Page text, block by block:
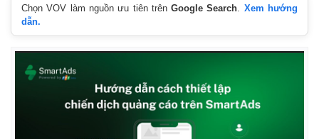
Chọn VOV làm nguồn ưu tiên trênGoogle Search
Xem hướng
dẫn.